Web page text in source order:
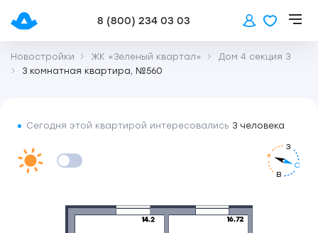
8 (800) 234 03 03
Новостройки ЖК «Зеленый квартал»
Дом 4 секция 3
3 комнатная квартира, №560
Сегодня этой квартирой интересовались 3 человека
С
В
З